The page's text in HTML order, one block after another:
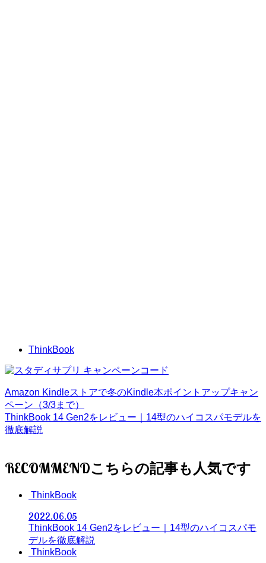
ThinkBook
Amazon Kindleストアで冬のKindle本ポイントアップキャン
ペーン（3/3まで）
ThinkBook 14 Gen2をレビュー｜14型のハイコスパモデルを
徹底解説
RECOMMEND
ThinkBook
2022.06.05
ThinkBook 14 Gen2をレビュー｜14型のハイコスパモ
デルを徹底解説
ThinkBook